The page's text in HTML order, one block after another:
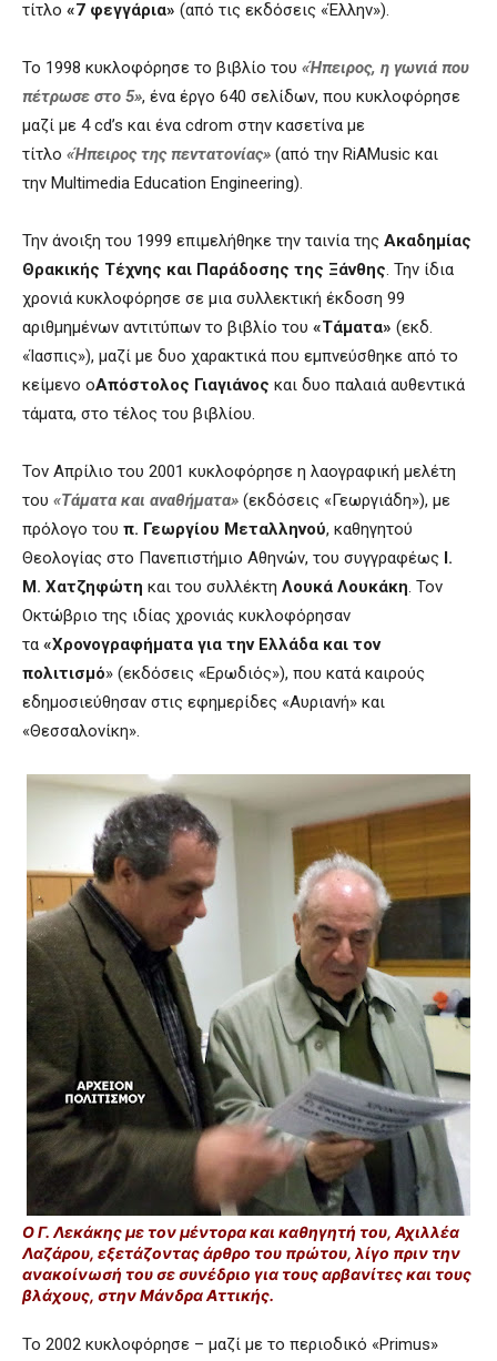
τίτλο «7 φεγγάρια» (από τις εκδόσεις «Έλλην»).
Το 1998 κυκλοφόρησε το βιβλίο του «Ήπειρος, η γωνιά που
πέτρωσε στο 5», ένα έργο 640 σελίδων, που κυκλοφόρησε
μαζί με 4 cd’s και ένα cdrom στην κασετίνα με
τίτλο «Ήπειρος της πεντατονίας» (από την RiAMusic και
την Multimedia Education Engineering).
Την άνοιξη του 1999 επιμελήθηκε την ταινία της Ακαδημίας
Θρακικής Τέχνης και Παράδοσης της Ξάνθης. Την ίδια
χρονιά κυκλοφόρησε σε μια συλλεκτική έκδοση 99
αριθμημένων αντιτύπων το βιβλίο του «Τάματα» (εκδ.
«Ίασπις»), μαζί με δυο χαρακτικά που εμπνεύσθηκε από το
κείμενο οΑπόστολος Γιαγιάνος και δυο παλαιά αυθεντικά
τάματα, στο τέλος του βιβλίου.
Τον Απρίλιο του 2001 κυκλοφόρησε η λαογραφική μελέτη
του «Τάματα και αναθήματα» (εκδόσεις «Γεωργιάδη»), με
πρόλογο του π. Γεωργίου Μεταλληνού, καθηγητού
Θεολογίας στο Πανεπιστήμιο Αθηνών, του συγγραφέως Ι.
Μ. Χατζηφώτη και του συλλέκτη Λουκά Λουκάκη. Τον
Οκτώβριο της ιδίας χρονιάς κυκλοφόρησαν
τα «Χρονογραφήματα για την Ελλάδα και τον
πολιτισμό» (εκδόσεις «Ερωδιός»), που κατά καιρούς
εδημοσιεύθησαν στις εφημερίδες «Αυριανή» και
«Θεσσαλονίκη».
Ο Γ. Λεκάκης με τον μέντορα και καθηγητή του, Αχιλλέα
Λαζάρου, εξετάζοντας άρθρο του πρώτου, λίγο πριν την
ανακοίνωσή του σε συνέδριο για τους αρβανίτες και τους
βλάχους, στην Μάνδρα Αττικής.
Το 2002 κυκλοφόρησε – μαζί με το περιοδικό «Primus»